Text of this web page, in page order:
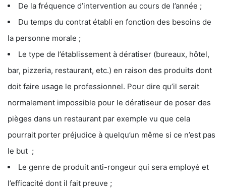
De la fréquence d’intervention au cours de l’année ;
Du temps du contrat établi en fonction des besoins de
la personne morale ;
Le type de l’établissement à dératiser (bureaux, hôtel,
bar, pizzeria, restaurant, etc.) en raison des produits dont
doit faire usage le professionnel. Pour dire qu’il serait
normalement impossible pour le dératiseur de poser des
pièges dans un restaurant par exemple vu que cela
pourrait porter préjudice à quelqu’un même si ce n’est pas
le but ;
Le genre de produit anti-rongeur qui sera employé et
l’efficacité dont il fait preuve ;